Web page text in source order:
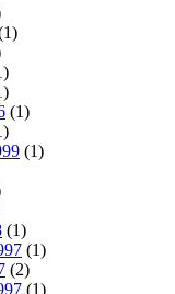
(1)
(1)
(1)
(1)
(2)
(1)